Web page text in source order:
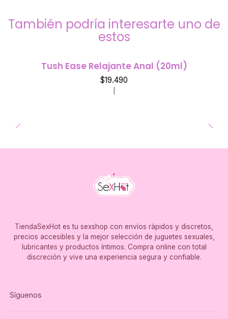
También podría interesarte uno de
estos
Tush Ease Relajante Anal (20ml)
$19.490
TiendaSexHot es tu sexshop con envíos rápidos y discretos,
precios accesibles y la mejor selección de juguetes sexuales,
lubricantes y productos íntimos. Compra online con total
discreción y vive una experiencia segura y confiable.
Síguenos